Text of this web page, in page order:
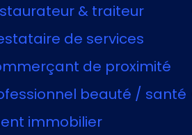
& traiteur
de services
de proximité
beauté / santé
immobilier